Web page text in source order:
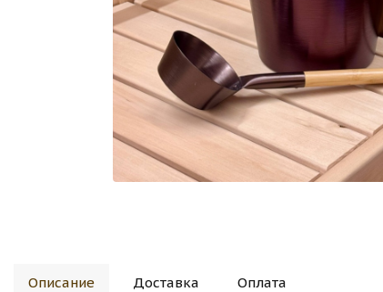
Описание Доставка Оплата